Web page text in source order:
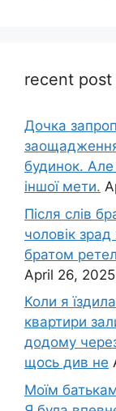
recent post
Дочка
будинок.
іншої мети.
Після слів
чоловік
братом
April 26, 2025
Коли я
квартири
додому
щось див не
Моїм